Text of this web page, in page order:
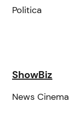
Politica
ShowBiz
News Cinema